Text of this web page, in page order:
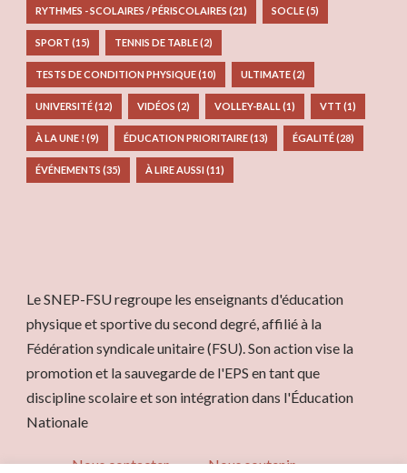
RYTHMES - SCOLAIRES / PÉRISCOLAIRES (21) SOCLE(5)
SPORT (15) TENNIS DE TABLE(2)
TESTS DE CONDITION PHYSIQUE(10) ULTIMATE(2)
UNIVERSITÉ(12) VIDÉOS (2) VOLLEY-BALL (1) VTT (1)
À LA UNE ! (9) ÉDUCATION PRIORITAIRE(13) ÉGALITÉ(28)
ÉVÉNEMENTS (35) À LIRE AUSSI (11)
Le SNEP-FSU regroupe les enseignants d'éducation
physique et sportive du second degré, affilié à la
Fédération syndicale unitaire (FSU). Son action vise la
promotion et la sauvegarde de l'EPS en tant que
discipline scolaire et son intégration dans l'Éducation
Nationale
Nous contacter Nous soutenir